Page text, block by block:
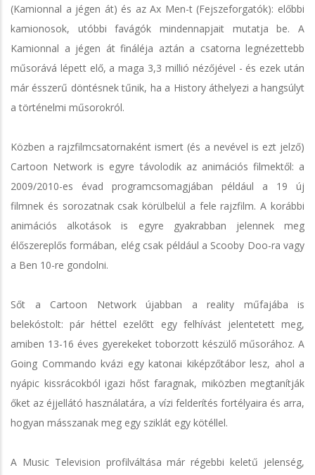
(Kamionnal a jégen át) és az Ax Men-t (Fejszeforgatók): előbbi
kamionosok, utóbbi favágók mindennapjait mutatja be. A
Kamionnal a jégen át fináléja aztán a csatorna legnézettebb
műsorává lépett elő, a maga 3,3 millió nézőjével - és ezek után
már ésszerű döntésnek tűnik, ha a History áthelyezi a hangsúlyt
a történelmi műsorokról.
Közben a rajzfilmcsatornaként ismert (és a nevével is ezt jelző)
Cartoon Network is egyre távolodik az animációs filmektől: a
2009/2010-es évad programcsomagjában például a 19 új
filmnek és sorozatnak csak körülbelül a fele rajzfilm. A korábbi
animációs alkotások is egyre gyakrabban jelennek meg
élőszereplős formában, elég csak például a Scooby Doo-ra vagy
a Ben 10-re gondolni.
Sőt a Cartoon Network újabban a reality műfajába is
belekóstolt: pár héttel ezelőtt egy felhívást jelentetett meg,
amiben 13-16 éves gyerekeket toborzott készülő műsorához. A
Going Commando kvázi egy katonai kiképzőtábor lesz, ahol a
nyápic kissrácokból igazi hőst faragnak, miközben megtanítják
őket az éjjellátó használatára, a vízi felderítés fortélyaira és arra,
hogyan másszanak meg egy sziklát egy kötéllel.
A Music Television profilváltása már régebbi keletű jelenség,